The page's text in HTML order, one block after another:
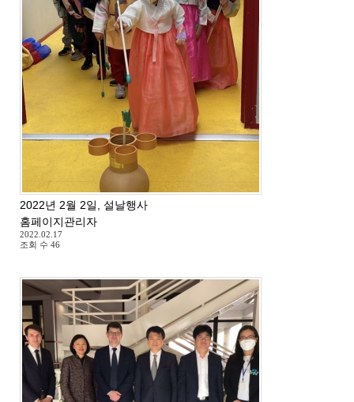
2022년 2월 2일, 설날행사
홈페이지관리자
2022.02.17
조회 수 46